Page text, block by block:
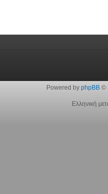
Powered by phpBB©
Ελληνική